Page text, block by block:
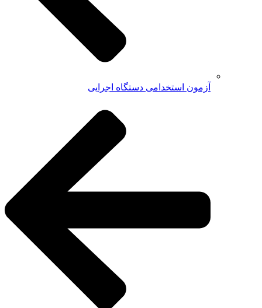
آزمون استخدامی دستگاه اجرایی